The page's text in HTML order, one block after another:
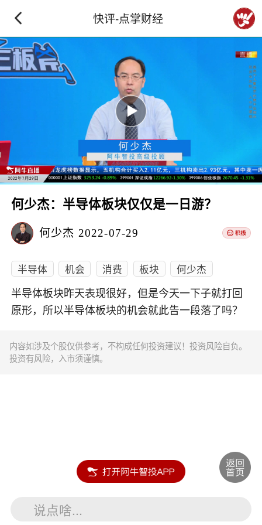
快评-点掌财经
何少杰：半导体板块仅仅是一日游？
何少杰 2022-07-29
半导体 机会 消费 板块 何少杰
半导体板块昨天表现很好，但是今天一下子就打回
原形，所以半导体板块的机会就此告一段落了吗？
内容如涉及个股仅供参考，不构成任何投资建议！投资风险自负。
投资有风险，入市须谨慎。
说点啥...